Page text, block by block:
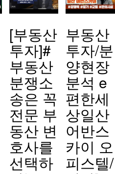
[부동산
투자]#
부동산
분쟁소
송은 꼭
전문 부
동산 변
호사를
선택하
부동산
투자/분
양현장
분석 e
편한세
상일산
어반스
카이 오
피스텔/